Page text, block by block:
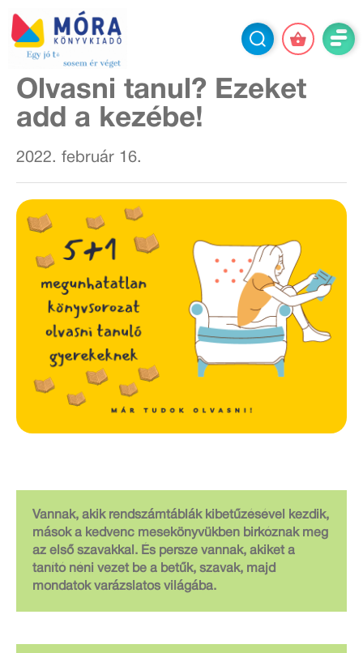
Olvasni tanul? Ezeket
add a kezébe!
2022. február 16.
Vannak, akik rendszámtáblák kibetűzésével kezdik,
mások a kedvenc mesekönyvükben birkóznak meg
az első szavakkal. És persze vannak, akiket a
tanító néni vezet be a betűk, szavak, majd
mondatok varázslatos világába.